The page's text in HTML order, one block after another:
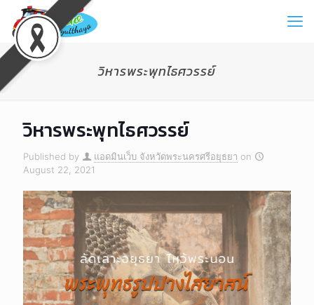
วิหารพระพุทไธศวรรย์
วิหารพระพุทไธศวรรย์
Published by แอดมินเว็บ จังหวัดพระนครศรีอยุธยา on
August 22, 2021